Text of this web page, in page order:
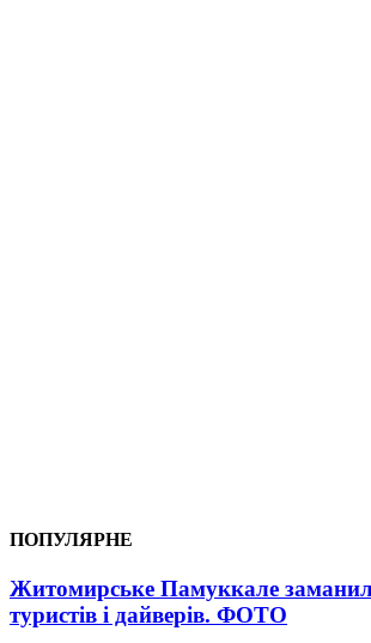
ПОПУЛЯРНЕ
Житомирське Памуккале
туристів і дайверів. ФОТО